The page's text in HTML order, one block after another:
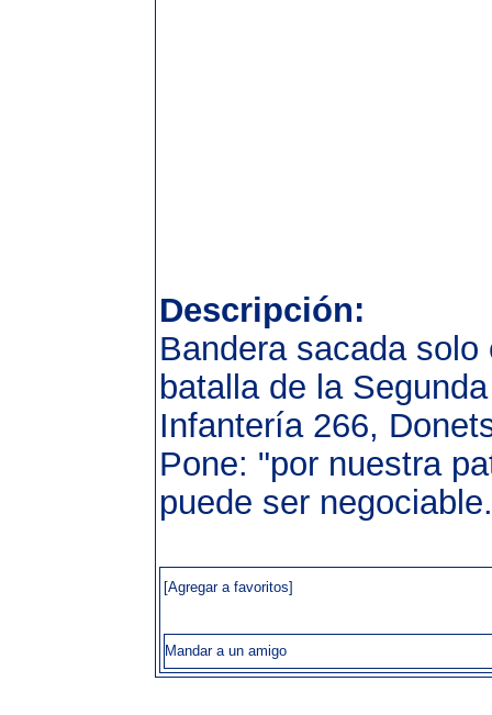
Descripción:
Bandera sacada
batalla de la
Infantería 266,
Pone: "por nuestra
puede ser
[Agregar a favoritos]
Mandar a un amigo